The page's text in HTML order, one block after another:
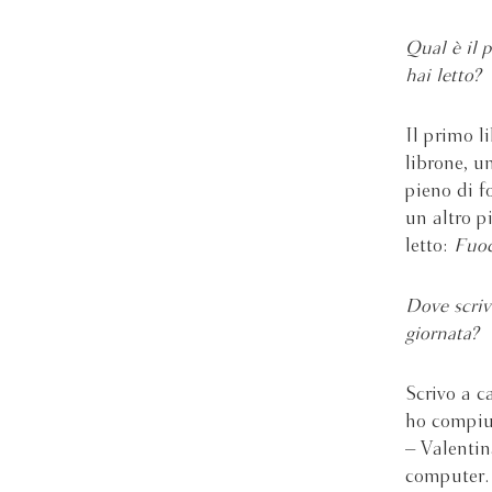
Qual è il
hai
Il primo
librone,
pieno di
un altro
letto:
Dove
giornata?
Scrivo a
ho
–